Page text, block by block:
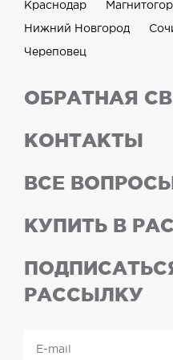
Краснодар
Нижний Новгород
Череповец
ОБРАТНАЯ
КОНТАКТЫ
ВСЕ
КУПИТЬ В
РАССЫЛКУ